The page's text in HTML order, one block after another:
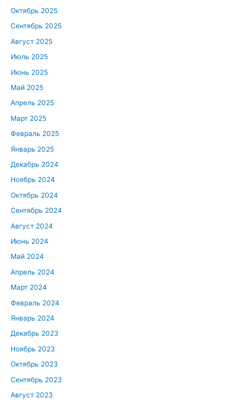
Октябрь 2025
Сентябрь 2025
Август 2025
Июль 2025
Июнь 2025
Май 2025
Апрель 2025
Март 2025
Февраль 2025
Январь 2025
Декабрь 2024
Ноябрь 2024
Октябрь 2024
Сентябрь 2024
Август 2024
Июнь 2024
Май 2024
Апрель 2024
Март 2024
Февраль 2024
Январь 2024
Декабрь 2023
Ноябрь 2023
Октябрь 2023
Сентябрь 2023
Август 2023